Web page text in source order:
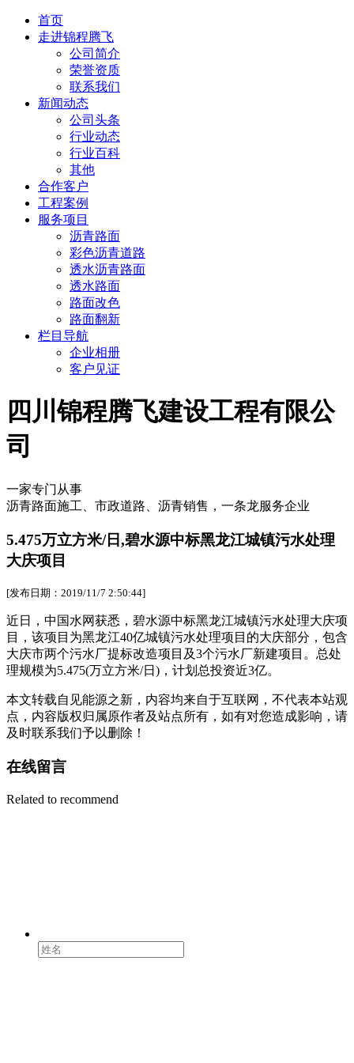
首页
走进锦程腾飞
公司简介
荣誉资质
联系我们
新闻动态
公司头条
行业动态
行业百科
其他
合作客户
工程案例
服务项目
沥青路面
彩色沥青道路
透水沥青路面
透水路面
路面改色
路面翻新
栏目导航
企业相册
客户见证
四川锦程腾飞建设工程有限公
司
一家专门从事
沥青路面施工、市政道路、沥青销售，一条龙服务企业
5.475万立方米/日,碧水源中标黑龙江城镇污水处理
大庆项目
[发布日期：2019/11/7 2:50:44]
近日，中国水网获悉，碧水源中标黑龙江城镇污水处理大庆项
目，该项目为黑龙江40亿城镇污水处理项目的大庆部分，包含
大庆市两个污水厂提标改造项目及3个污水厂新建项目。总处
理规模为5.475(万立方米/日)，计划总投资近3亿。
本文转载自见能源之新，内容均来自于互联网，不代表本站观
点，内容版权归属原作者及站点所有，如有对您造成影响，请
及时联系我们予以删除！
在线留言
Related to recommend